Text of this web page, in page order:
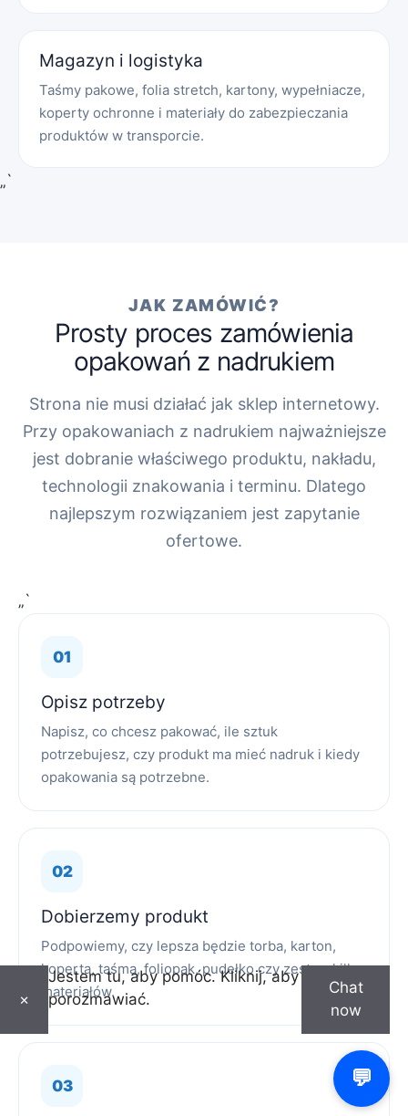
Magazyn i logistyka
Taśmy pakowe, folia stretch, kartony, wypełniacze,
koperty ochronne i materiały do zabezpieczania
produktów w transporcie.
„`
JAK ZAMÓWIĆ?
Prosty proces zamówienia
opakowań z nadrukiem
Strona nie musi działać jak sklep internetowy.
Przy opakowaniach z nadrukiem najważniejsze
jest dobranie właściwego produktu, nakładu,
technologii znakowania i terminu. Dlatego
najlepszym rozwiązaniem jest zapytanie
ofertowe.
„`
Opisz potrzeby
Napisz, co chcesz pakować, ile sztuk
potrzebujesz, czy produkt ma mieć nadruk i kiedy
opakowania są potrzebne.
Dobierzemy produkt
Podpowiemy, czy lepsza będzie torba, karton,
koperta, taśma, foliopak, pudełko czy zestaw kilku
materiałów.
×
Jestem tu, aby pomóc. Kliknij, aby
porozmawiać.
Chat
now